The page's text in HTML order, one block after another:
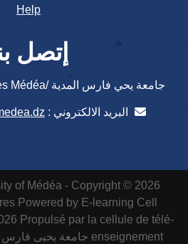
Help
إتصل
جامعة يحي فارس المدية /Université Yahia Farès Médéa
البريد الالكتروني :
of Médéa - Copyright © 2026
Powered by E-learning Cell
Propulsé par la cellule de télé-
enseignement جامعة يحيى فارس